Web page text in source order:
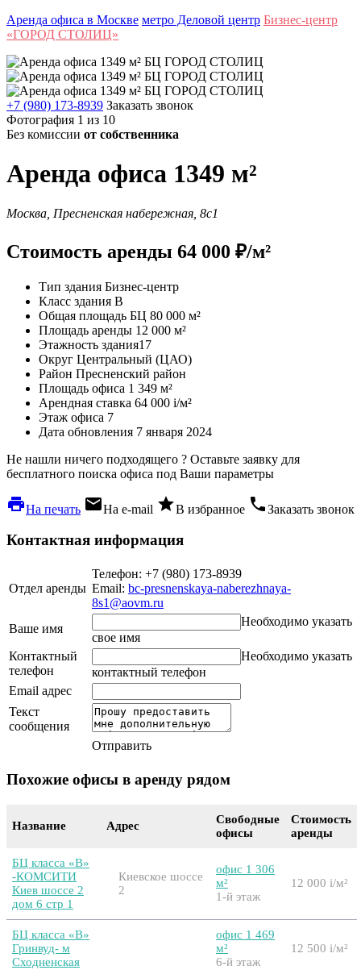
Аренда офиса в Москве метро Деловой центр Бизнес-центр
«ГОРОД СТОЛИЦ»
+7 (980) 173-8939 Заказать звонок
Фотография 1 из 10
Без комиссии от собственника
Аренда офиса 1349 м²
Москва, Пресненская набережная, 8с1
Стоимость аренды 64 000 ₽/м²
Тип здания Бизнес-центр
Класс здания B
Общая площадь БЦ 80 000 м²
Площадь аренды 12 000 м²
Этажность здания17
Округ Центральный (ЦАО)
Район Пресненский район
Площадь офиса 1 349 м²
Арендная ставка 64 000 i/м²
Этаж офиса 7
Дата обновления 7 января 2024
Не нашли ничего подходящего ? Оставьте заявку для
бесплатного поиска офиса под Ваши параметры
local_printshopНа печать local_post_officeНа e-mail starВ избранное phoneЗаказать звонок
Контактная информация
Отдел аренды
Телефон: +7 (980) 173-8939
Email: bc-presnenskaya-naberezhnaya-
8s1@aovm.ru
Ваше имя
Необходимо указать
свое имя
Контактный
телефон
Необходимо указать
контактный телефон
Email адрес
Текст
сообщения
Отправить
Похожие офисы в аренду рядом
Название Адрес
Свободные
офисы
Стоимость
аренды
БЦ класса «B»
-КОМСИТИ
Киев шоссе 2
дом 6 стр 1
Киевское шоссе
2
офис 1 306
м²
1-й этаж
12 000 i/м²
БЦ класса «B»
Гринвуд- м
Сходненская
офис 1 469
м²
6-й этаж
12 500 i/м²